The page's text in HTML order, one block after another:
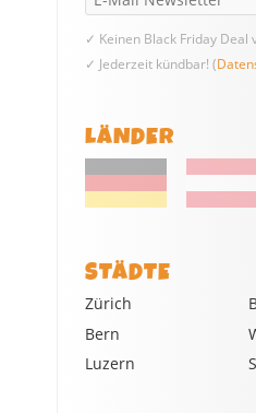
✓ Keinen Black Friday Deal
✓ Jederzeit kündbar! (
LÄNDER
STÄDTE
Zürich
Bern
Luzern